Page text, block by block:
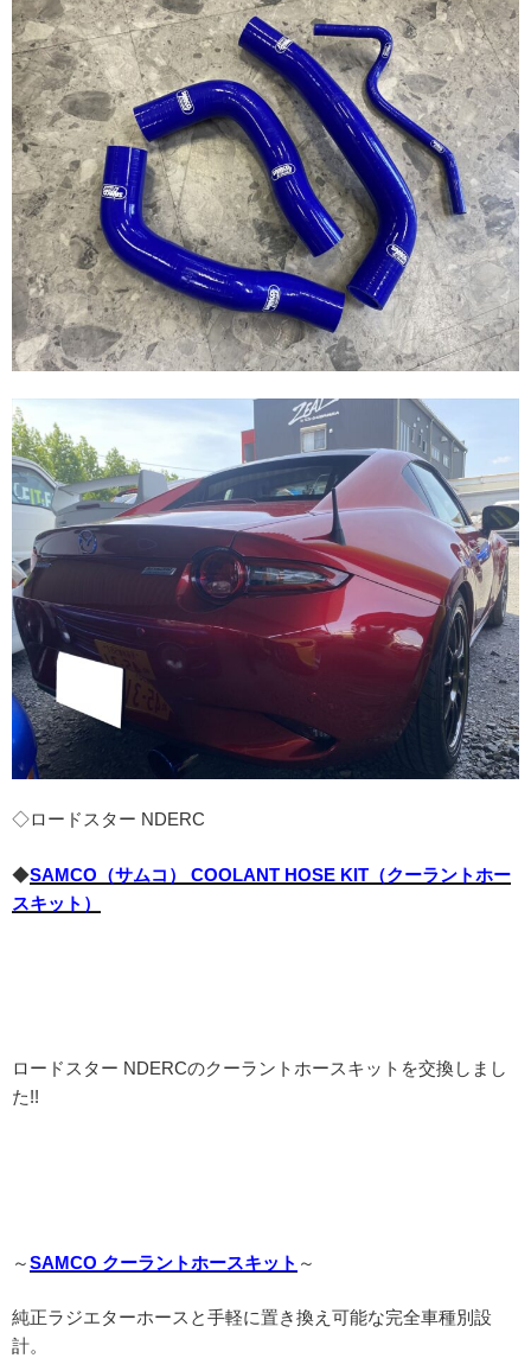
◇ロードスター NDERC
◆SAMCO（サムコ） COOLANT HOSE KIT（クーラントホー
スキット）
ロードスター NDERCのクーラントホースキットを交換しまし
た!!
～SAMCO クーラントホースキット ～
純正ラジエターホースと手軽に置き換え可能な完全車種別設
計。